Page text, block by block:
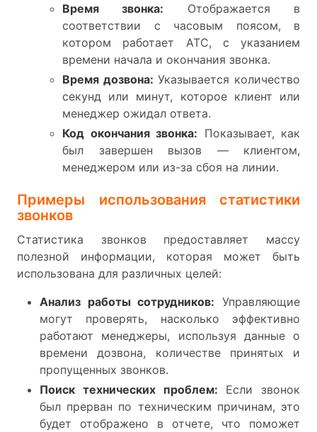
Время звонка: Отображается в
соответствии с часовым поясом, в
котором работает АТС, с указанием
времени начала и окончания звонка.
Время дозвона: Указывается количество
секунд или минут, которое клиент или
менеджер ожидал ответа.
Код окончания звонка: Показывает, как
был завершен вызов — клиентом,
менеджером или из-за сбоя на линии.
Примеры использования статистики
звонков
Статистика звонков предоставляет массу
полезной информации, которая может быть
использована для различных целей:
Анализ работы сотрудников: Управляющие
могут проверять, насколько эффективно
работают менеджеры, используя данные о
времени дозвона, количестве принятых и
пропущенных звонков.
Поиск технических проблем: Если звонок
был прерван по техническим причинам, это
будет отображено в отчете, что поможет